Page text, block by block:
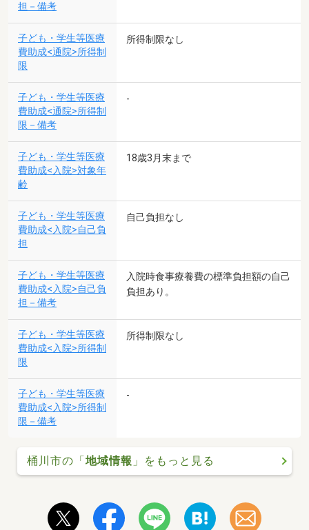
担－備考
子ども・学生等医療
費助成<通院>所得制
限
所得制限なし
子ども・学生等医療
費助成<通院>所得制
限－備考
-
子ども・学生等医療
費助成<入院>対象年
齢
18歳3月末まで
子ども・学生等医療
費助成<入院>自己負
担
自己負担なし
子ども・学生等医療
費助成<入院>自己負
担－備考
入院時食事療養費の標準負担額の自己
負担あり。
子ども・学生等医療
費助成<入院>所得制
限
所得制限なし
子ども・学生等医療
費助成<入院>所得制
限－備考
-
桶川市の「地域情報 」をもっと見る